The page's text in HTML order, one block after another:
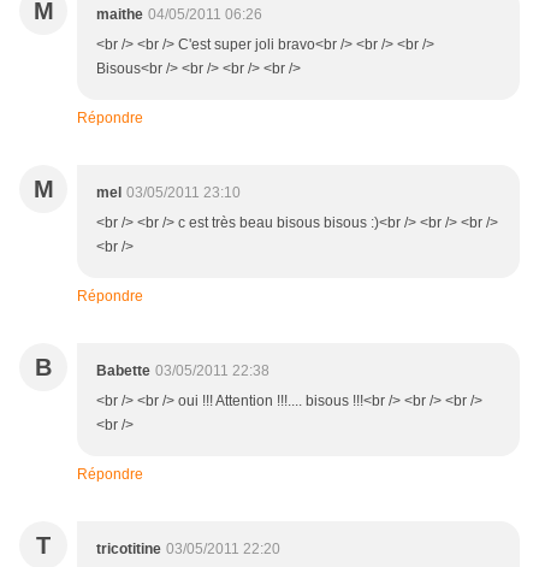
M maithe 04/05/2011 06:26
<br /> <br /> C'est super joli bravo<br /> <br /> <br />
Bisous<br /> <br /> <br /> <br />
Répondre
M mel 03/05/2011 23:10
<br /> <br /> c est très beau bisous bisous :)<br /> <br /> <br />
<br />
Répondre
B Babette 03/05/2011 22:38
<br /> <br /> oui !!! Attention !!!.... bisous !!!<br /> <br /> <br />
<br />
Répondre
T tricotitine 03/05/2011 22:20